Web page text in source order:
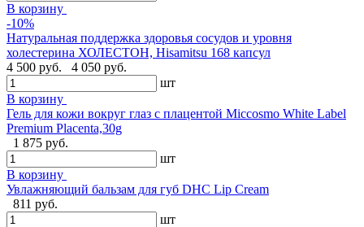
В корзину
-10%
Натуральная поддержка здоровья сосудов и уровня
холестерина ХОЛЕСТОН, Hisamitsu 168 капсул
4 500 руб.
4 050 руб.
шт
В корзину
Гель для кожи вокруг глаз с плацентой Miccosmo White Label
Premium Placenta,30g
1 875 руб.
шт
В корзину
Увлажняющий бальзам для губ DHC Lip Cream
811 руб.
шт